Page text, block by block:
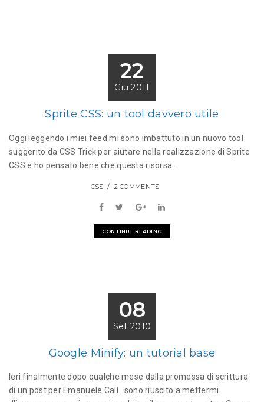
22
Giu 2011
Sprite CSS: un tool davvero utile
Oggi leggendo i miei feed mi sono imbattuto in un nuovo tool
suggerito da CSS Trick per aiutare nella realizzazione di Sprite
CSS e ho pensato bene che questa risorsa...
CSS 2 COMMENTS
CONTINUE READING
08
Set 2010
Google Minify: un tutorial base
Ieri finalmente dopo qualche mese dalla promessa di scrittura
di un post per Emanuele Calì...sono riuscito a mettermi